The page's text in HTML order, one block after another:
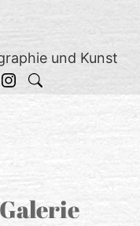
und Kunst